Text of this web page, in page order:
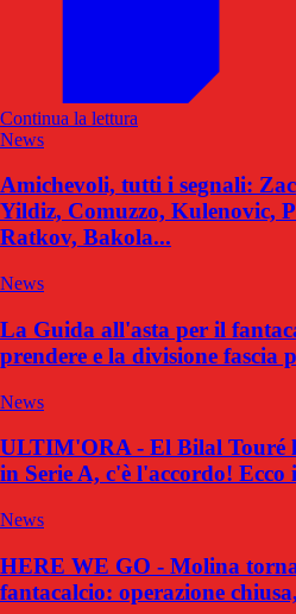
Continua la lettura
News
Amichevoli, tutti i segnali:
Yildiz, Comuzzo, Kulenovic,
Ratkov, Bakola...
News
La Guida all'asta per il
prendere e la divisione fascia
News
ULTIM'ORA - El Bilal Touré
in Serie A, c'è l'accordo!
News
HERE WE GO - Molina
fantacalcio: operazione